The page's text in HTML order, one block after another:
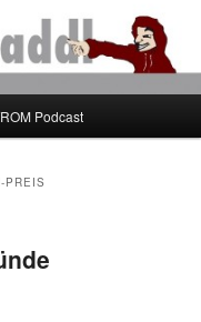
Podcast
PREIS